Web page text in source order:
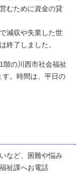
むために資金の貸
減収や失業した世
終了しました。
の川西市社会福祉
。時間は、平日の
など、困難や悩み
祉課へお電話